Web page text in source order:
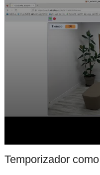
Temporizador